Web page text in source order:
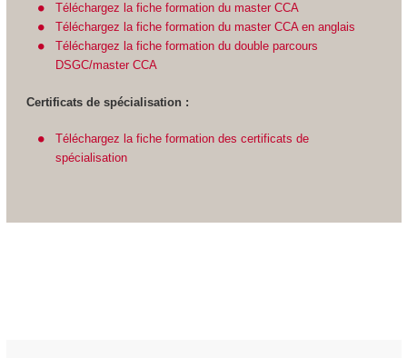
Téléchargez la fiche formation du master CCA
Téléchargez la fiche formation du master CCA en anglais
Téléchargez la fiche formation du double parcours
DSGC/master CCA
Certificats de spécialisation :
Téléchargez la fiche formation des certificats de
spécialisation